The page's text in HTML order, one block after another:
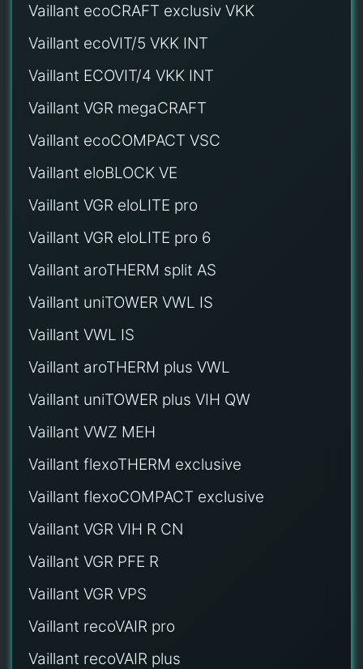
Vaillant ecoCRAFT exclusiv VKK
Vaillant ecoVIT/5 VKK INT
Vaillant ECOVIT/4 VKK INT
Vaillant VGR megaCRAFT
Vaillant ecoCOMPACT VSC
Vaillant eloBLOCK VE
Vaillant VGR eloLITE pro
Vaillant VGR eloLITE pro 6
Vaillant aroTHERM split AS
Vaillant uniTOWER VWL IS
Vaillant VWL IS
Vaillant aroTHERM plus VWL
Vaillant uniTOWER plus VIH QW
Vaillant VWZ MEH
Vaillant flexoTHERM exclusive
Vaillant flexoCOMPACT exclusive
Vaillant VGR VIH R CN
Vaillant VGR PFE R
Vaillant VGR VPS
Vaillant recoVAIR pro
Vaillant recoVAIR plus